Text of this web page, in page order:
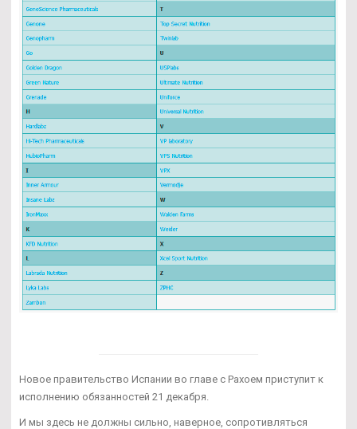
Новое правительство Испании во главе с Рахоем приступит к
исполнению обязанностей 21 декабря.
И мы здесь не должны сильно, наверное, сопротивляться